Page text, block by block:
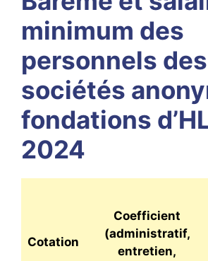
minimum des
personnels des
sociétés
fondations
2024
Cotation
Coefficient
(administratif,
entretien,